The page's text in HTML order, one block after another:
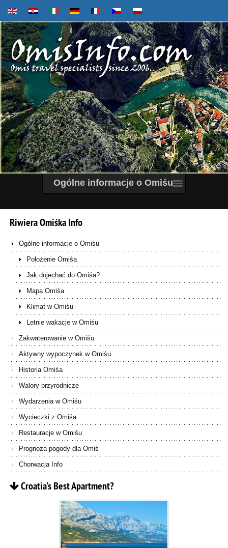
Ogólne informacje o Omiśu
RiwieraOmiśkaInfo
Ogólne informacje o Omiśu
Położenie Omiśa
Jak dojechać do Omiśa?
Mapa Omiśa
Klimat w Omiśu
Letnie wakacje w Omiśu
Zakwaterowanie w Omiśu
Aktywny wypoczynek w Omiśu
Historia Omiśa
Walory przyrodnicze
Wydarzenia w Omiśu
Wycieczki z Omiśa
Restauracje w Omiśu
Prognoza pogody dla Omiś
Chorwacja Info
Croatia'sBestApartment?